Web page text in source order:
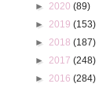
►2020(89)
►2019(153)
►2018(187)
►2017(248)
►2016(284)